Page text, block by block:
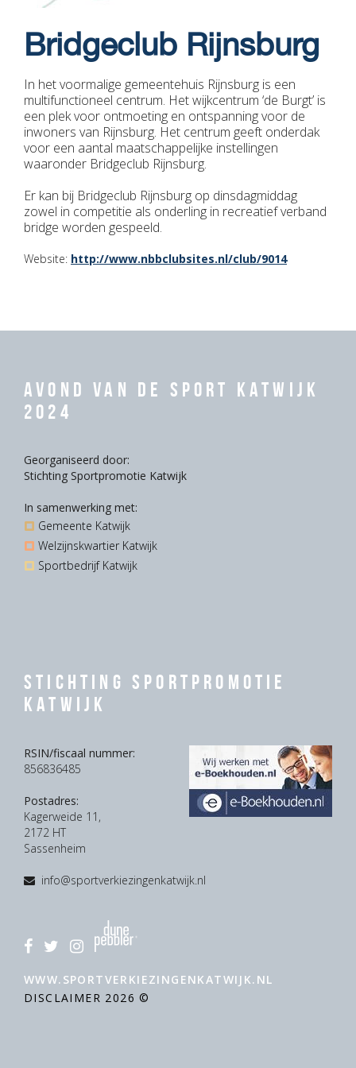
Bridgeclub Rijnsburg
In het voormalige gemeentehuis Rijnsburg is een
multifunctioneel centrum. Het wijkcentrum ‘de Burgt’ is
een plek voor ontmoeting en ontspanning voor de
inwoners van Rijnsburg. Het centrum geeft onderdak
voor een aantal maatschappelijke instellingen
waaronder Bridgeclub Rijnsburg.
Er kan bij Bridgeclub Rijnsburg op dinsdagmiddag
zowel in competitie als onderling in recreatief verband
bridge worden gespeeld.
Website: http://www.nbbclubsites.nl/club/9014
Avond van de Sport Katwijk
2024
Georganiseerd door:
Stichting Sportpromotie Katwijk
In samenwerking met:
Gemeente Katwijk
Welzijnskwartier Katwijk
Sportbedrijf Katwijk
Stichting Sportpromotie
Katwijk
RSIN/fiscaal nummer:
856836485
Postadres:
Kagerweide 11,
2172 HT
Sassenheim
info@sportverkiezingenkatwijk.nl
WWW.SPORTVERKIEZINGENKATWIJK.NL
DISCLAIMER 2026 ©